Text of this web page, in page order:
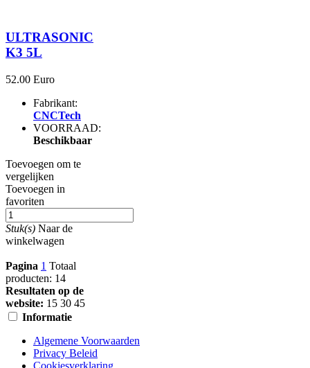
ULTRASONIC
K3 5L
52.00 Euro
Fabrikant:
CNCTech
VOORRAAD:
Beschikbaar
Toevoegen om te
vergelijken
Toevoegen in
favoriten
Stuk(s) Naar de
winkelwagen
Pagina 1 Totaal
producten: 14
Resultaten op de
website: 15 30 45
Informatie
Algemene Voorwaarden
Privacy Beleid
Cookiesverklaring